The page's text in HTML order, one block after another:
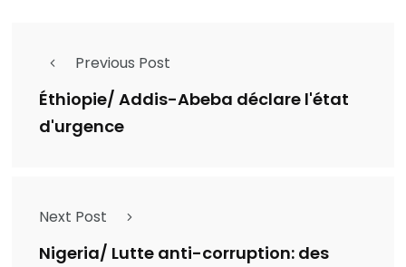
Previous Post
Éthiopie/ Addis-Abeba déclare l'état
d'urgence
Next Post
Nigeria/ Lutte anti-corruption: des